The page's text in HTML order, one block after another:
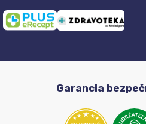
Garancia